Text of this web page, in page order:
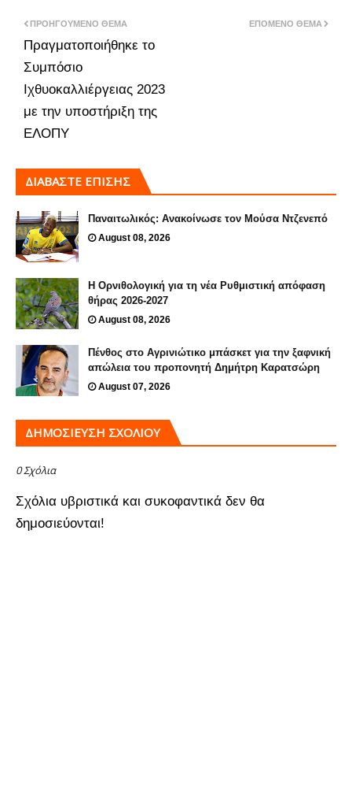
ΕΠΌΜΕΝΟ ΘΈΜΑ
ΠΡΟΗΓΟΎΜΕΝΟ ΘΈΜΑ
Πραγματοποιήθηκε το
Συμπόσιο
Ιχθυοκαλλιέργειας 2023
με την υποστήριξη της
ΕΛΟΠΥ
ΔΙΑΒΑΣΤΕ ΕΠΙΣΗΣ
Παναιτωλικός: Ανακοίνωσε τον Μούσα Ντζενεπό
August 08, 2026
Η Ορνιθολογική για τη νέα Ρυθμιστική απόφαση
θήρας 2026-2027
August 08, 2026
Πένθος στο Αγρινιώτικο μπάσκετ για την ξαφνική
απώλεια του προπονητή Δημήτρη Καρατσώρη
August 07, 2026
ΔΗΜΟΣΊΕΥΣΗ ΣΧΟΛΊΟΥ
0 Σχόλια
Σχόλια υβριστικά και συκοφαντικά δεν θα
δημοσιεύονται!